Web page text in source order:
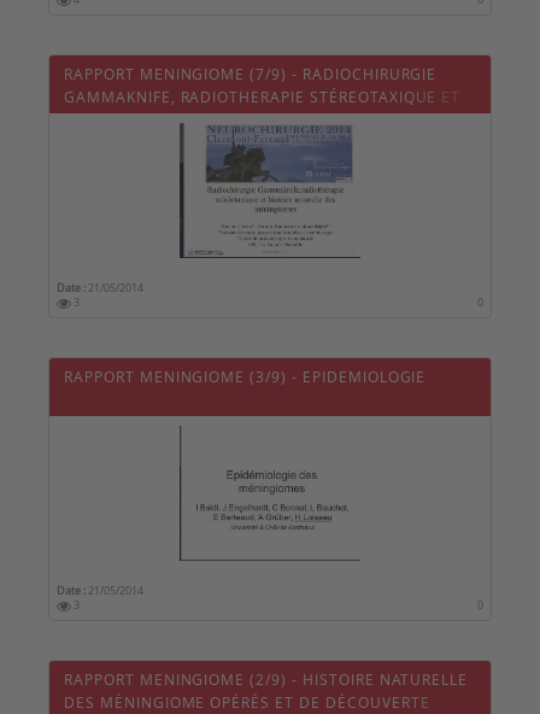
RAPPORT MENINGIOME (7/9) - RADIOCHIRURGIE
GAMMAKNIFE, RADIOTHERAPIE STÉREOTAXIQUE ET
HISTOIRE NATURELLE DES MENINGIOMES
Date : 21/05/2014
3
0
RAPPORT MENINGIOME (3/9) - EPIDEMIOLOGIE
Date : 21/05/2014
3
0
RAPPORT MENINGIOME (2/9) - HISTOIRE NATURELLE
DES MÉNINGIOME OPÉRÉS ET DE DÉCOUVERTE